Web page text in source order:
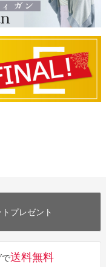
プレゼント
で送料無料